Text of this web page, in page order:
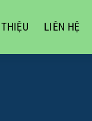
LIÊN HỆ